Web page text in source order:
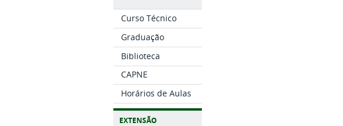
Curso Técnico
Graduação
Biblioteca
CAPNE
Horários de Aulas
EXTENSÃO